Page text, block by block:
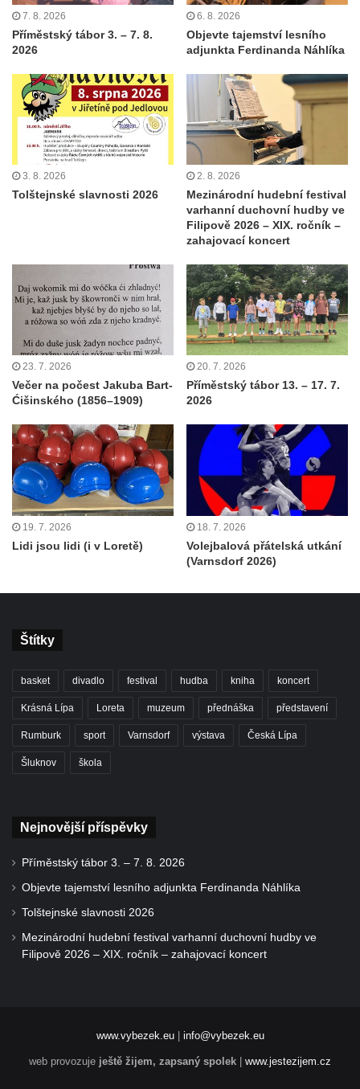
7. 8. 2026
Příměstský tábor 3. – 7. 8.
2026
6. 8. 2026
Objevte tajemství lesního
adjunkta Ferdinanda Náhlíka
3. 8. 2026
Tolštejnské slavnosti 2026
2. 8. 2026
Mezinárodní hudební festival
varhanní duchovní hudby ve
Filipově 2026 – XIX. ročník –
zahajovací koncert
23. 7. 2026
Večer na počest Jakuba Bart-
Ćišinského (1856–1909)
20. 7. 2026
Příměstský tábor 13. – 17. 7.
2026
19. 7. 2026
Lidi jsou lidi (i v Loretě)
18. 7. 2026
Volejbalová přátelská utkání
(Varnsdorf 2026)
Štítky
basket divadlo festival hudba kniha koncert
Krásná Lípa Loreta muzeum přednáška představení
Rumburk sport Varnsdorf výstava Česká Lípa
Šluknov škola
Nejnovější příspěvky
Příměstský tábor 3. – 7. 8. 2026
Objevte tajemství lesního adjunkta Ferdinanda Náhlíka
Tolštejnské slavnosti 2026
Mezinárodní hudební festival varhanní duchovní hudby ve
Filipově 2026 – XIX. ročník – zahajovací koncert
www.vybezek.eu| info@vybezek.eu
web provozuje ještě žijem, zapsaný spolek | www.jestezijem.cz